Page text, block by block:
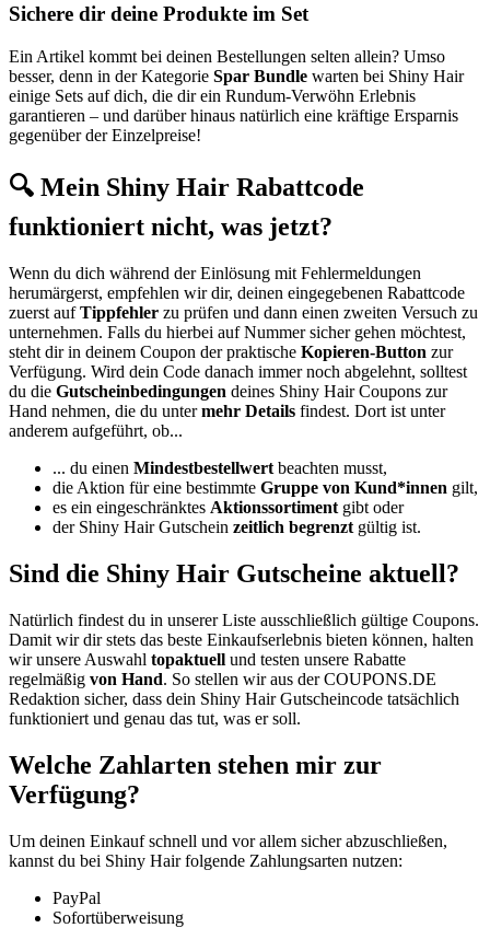
Sichere dir deine Produkte im Set
Ein Artikel kommt bei deinen Bestellungen selten allein? Umso
besser, denn in der Kategorie Spar Bundle warten bei Shiny Hair
einige Sets auf dich, die dir ein Rundum-Verwöhn Erlebnis
garantieren – und darüber hinaus natürlich eine kräftige Ersparnis
gegenüber der Einzelpreise!
🔍 Mein Shiny Hair Rabattcode
funktioniert nicht, was jetzt?
Wenn du dich während der Einlösung mit Fehlermeldungen
herumärgerst, empfehlen wir dir, deinen eingegebenen Rabattcode
zuerst aufTippfehler zu prüfen und dann einen zweiten Versuch zu
unternehmen. Falls du hierbei auf Nummer sicher gehen möchtest,
steht dir in deinem Coupon der praktische Kopieren-Button zur
Verfügung. Wird dein Code danach immer noch abgelehnt, solltest
du die Gutscheinbedingungen deines Shiny Hair Coupons zur
Hand nehmen, die du untermehr Details findest. Dort ist unter
anderem aufgeführt, ob...
... du einen Mindestbestellwert beachten musst,
die Aktion für eine bestimmte Gruppe von Kund*innen gilt,
es ein eingeschränktes Aktionssortiment gibt oder
der Shiny Hair Gutschein zeitlich begrenzt gültig ist.
Sind die Shiny Hair Gutscheine aktuell?
Natürlich findest du in unserer Liste ausschließlich gültige Coupons.
Damit wir dir stets das beste Einkaufserlebnis bieten können, halten
wir unsere Auswahl topaktuell und testen unsere Rabatte
regelmäßig von Hand. So stellen wir aus derCOUPONS.DE
Redaktion sicher, dass dein Shiny Hair Gutscheincode tatsächlich
funktioniert und genau das tut, was er soll.
Welche Zahlarten stehen mir zur
Verfügung?
Um deinen Einkauf schnell und vor allem sicher abzuschließen,
kannst du bei Shiny Hair folgende Zahlungsarten nutzen:
PayPal
Sofortüberweisung